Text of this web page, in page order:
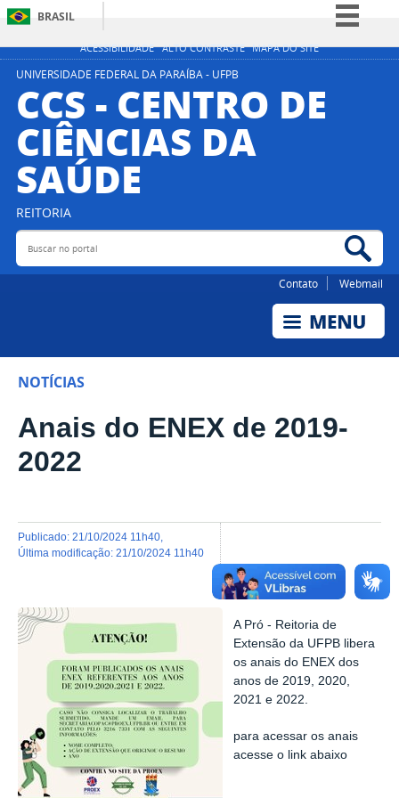
ACESSIBILIDADE ALTO CONTRASTE MAPA DO SITE
BRASIL
Simplifique!
Participe
Acesso à informação
Legislação
UNIVERSIDADE FEDERAL DA PARAÍBA - UFPB
CCS - CENTRO DE
CIÊNCIAS DA
SAÚDE
REITORIA
Buscar no portal
Contato Webmail
NOTÍCIAS
Anais do ENEX de 2019-
2022
publicado: 21/10/2024 11h40
última modificação: 21/10/2024 11h40
A Pró - Reitoria de
Extensão da UFPB libera
os anais do ENEX dos
anos de 2019, 2020,
2021 e 2022.
para acessar os anais
acesse o link abaixo